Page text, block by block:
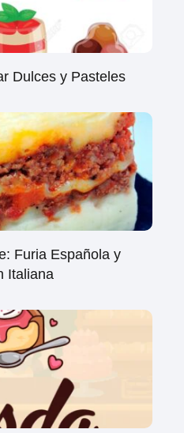
Dulces y Pasteles
Furia Española y
Italiana